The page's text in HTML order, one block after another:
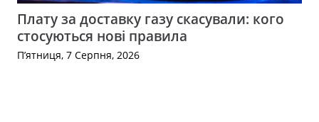
Плату за доставку газу скасували: кого
стосуються нові правила
П’ятниця, 7 Серпня, 2026